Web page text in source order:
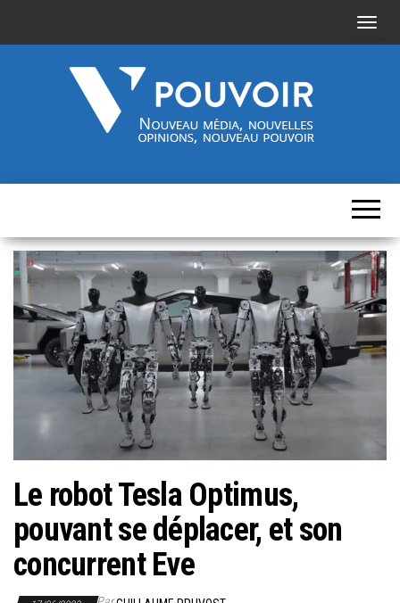
A
r
m
a
s
u
média,
nouveau
pouvoir
Le robot Tesla Optimus,
pouvant se déplacer, et son
concurrent Eve